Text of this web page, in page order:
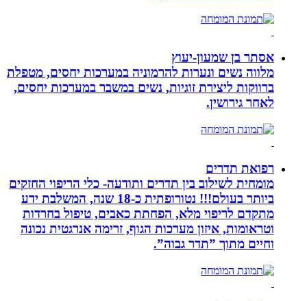
אסתר בן שמעון-יעוץ
מלווה נשים ונערות להרמוניה במערכות יחסים, מטפלת
ברווקות ליצירת זוגיות, נשים במשבר במערכות יחסים,
לאחר גירושין.
רפואת תדרים
מומחית לשילוב בין תדרים ותודעה- כלי הריפוי החזקים
ביותר בעולם!!! נטורופתית כ-18 שנה, המשלבת ידע
מתקדם לריפוי מלא, הפחתת כאבים, טיפול בחרדות
וטראומות, איזון מערכות הגוף, זרימה אנרגטית נכונה
וחיים מתוך ”תדר גבוה”.